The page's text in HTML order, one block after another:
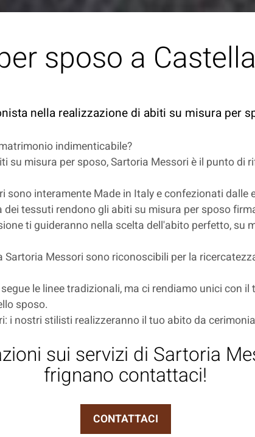
sposo a
nella realizzazione di abiti su misura per
indimenticabile?
su misura per sposo, Sartoria Messori è il punto di
sono interamente Made in Italy e confezionati dalle
tessuti rendono gli abiti su misura per sposo
ti guideranno nella scelta dell'abito perfetto, su
Messori sono riconoscibili per la
le linee tradizionali, ma ci rendiamo unici con
sposo.
i nostri stilisti realizzeranno il tuo abito da
sui servizi di Sartoria
frignano contattaci!
CONTATTACI